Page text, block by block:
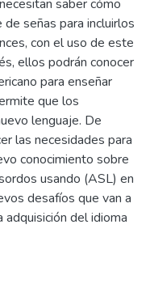
saber cómo
señas para incluirlos
con el uso de este
ellos podrán conocer
para enseñar
que los
lenguaje. De
las necesidades para
conocimiento sobre
usando (ASL) en
desafíos que van a
adquisición del idioma